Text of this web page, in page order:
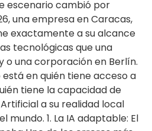
escenario cambió por
una empresa en Caracas,
exactamente a su alcance
tecnológicas que una
o una corporación en Berlín.
en quién tiene acceso a
tiene la capacidad de
a su realidad local
mundo. 1. La IA adaptable: El